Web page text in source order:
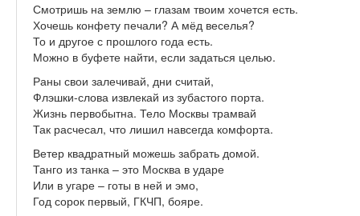
Смотришь на землю – глазам твоим хочется есть.
Хочешь конфету печали? А мёд веселья?
То и другое с прошлого года есть.
Можно в буфете найти, если задаться целью.
Раны свои залечивай, дни считай,
Флэшки-слова извлекай из зубастого порта.
Жизнь первобытна. Тело Москвы трамвай
Так расчесал, что лишил навсегда комфорта.
Ветер квадратный можешь забрать домой.
Танго из танка – это Москва в ударе
Или в угаре – готы в ней и эмо,
Год сорок первый, ГКЧП, бояре.